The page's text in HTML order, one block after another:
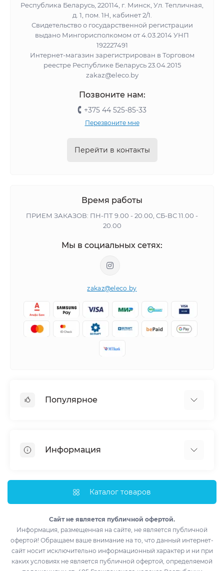
Республика Беларусь, 220114, г. Минск, Ул. Тепличная,
д. 1, пом. 1Н, кабинет 2/1.
Свидетельство о государственной регистрации
выдано Мингорисполкомом от 4.03.2014 УНП
192227491
Интернет-магазин зарегистрирован в Торговом
реестре Республике Беларусь 23.04.2015
zakaz@eleco.by
Позвоните нам:
+375 44 525-85-33
Перезвоните мне
Перейти в контакты
Время работы
ПРИЕМ ЗАКАЗОВ: ПН-ПТ 9.00 - 20.00, СБ-ВС 11.00 -
20.00
Мы в социальных сетях:
zakaz@eleco.by
Популярное
Тепловые насосы
Полупромышленные кондиционеры
Обогреватели
Информация
Импортеры
Контакты
Возврат товара
Производители
Каталог товаров
Сайт не является публичной офертой.
Информация, размещенная на сайте, не является публичной
офертой! Обращаем ваше внимание на то, что данный интернет-
сайт носит исключительно информационный характер и ни при
каких условиях не является публичной офертой, определяемой